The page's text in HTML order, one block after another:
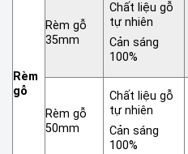
Rèm
gỗ
Rèm gỗ
35mm
Chất liệu gỗ
tự nhiên
Cản sáng
100%
Rèm gỗ
50mm
Chất liệu gỗ
tự nhiên
Cản sáng
100%